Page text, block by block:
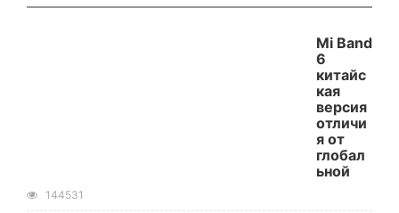
Mi Band
6
китайс
кая
версия
отличи
я от
глобал
ьной
144531